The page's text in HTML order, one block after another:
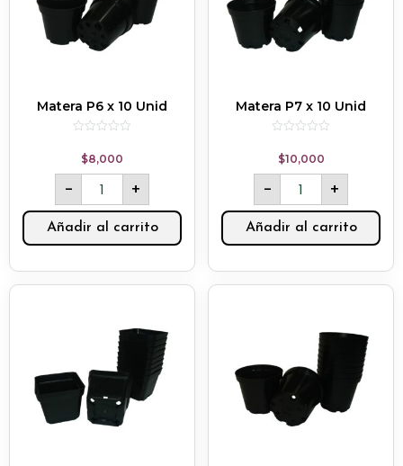
Matera P6 x 10 Unid
out
of
$8,000
- +
Añadir al carrito
Matera P7 x 10 Unid
out
of
$10,000
- +
Añadir al carrito